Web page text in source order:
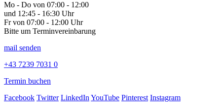
Mo - Do von 07:00 - 12:00
und 12:45 - 16:30 Uhr
Fr von 07:00 - 12:00 Uhr
Bitte um Terminvereinbarung
mail senden
+43 7239 7031 0
Termin buchen
Facebook Twitter LinkedInYouTube Pinterest Instagram